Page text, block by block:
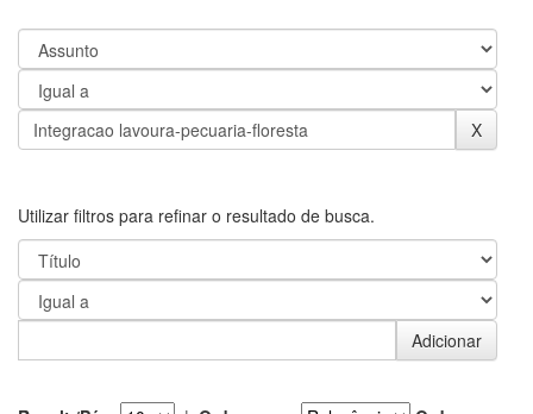
Utilizar filtros para refinar o resultado de busca.